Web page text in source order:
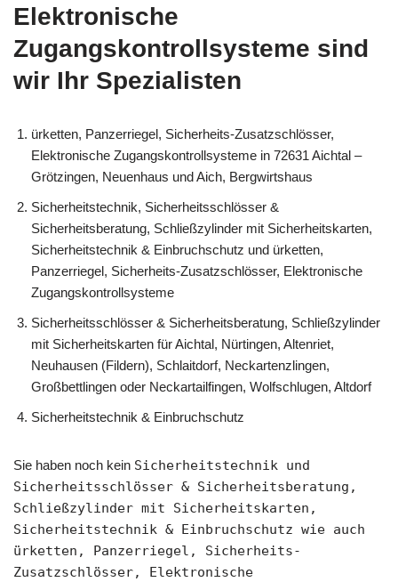
Elektronische
Zugangskontrollsysteme sind
wir Ihr Spezialisten
ürketten, Panzerriegel, Sicherheits-Zusatzschlösser,
Elektronische Zugangskontrollsysteme in 72631 Aichtal –
Grötzingen, Neuenhaus und Aich, Bergwirtshaus
Sicherheitstechnik, Sicherheitsschlösser &
Sicherheitsberatung, Schließzylinder mit Sicherheitskarten,
Sicherheitstechnik & Einbruchschutz und ürketten,
Panzerriegel, Sicherheits-Zusatzschlösser, Elektronische
Zugangskontrollsysteme
Sicherheitsschlösser & Sicherheitsberatung, Schließzylinder
mit Sicherheitskarten für Aichtal, Nürtingen, Altenriet,
Neuhausen (Fildern), Schlaitdorf, Neckartenzlingen,
Großbettlingen oder Neckartailfingen, Wolfschlugen, Altdorf
Sicherheitstechnik & Einbruchschutz
Sie haben noch kein Sicherheitstechnik und
Sicherheitsschlösser & Sicherheitsberatung,
Schließzylinder mit Sicherheitskarten,
Sicherheitstechnik & Einbruchschutz wie auch
ürketten, Panzerriegel, Sicherheits-
Zusatzschlösser, Elektronische